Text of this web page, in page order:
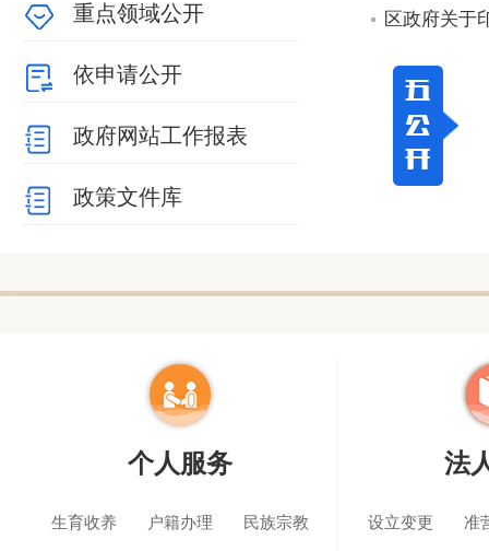
重点领域公开
依申请公开
政府网站工作报表
政策文件库
区政府关于
个人服务
生育收养 户籍办理 民族宗教
法
设立变更 准